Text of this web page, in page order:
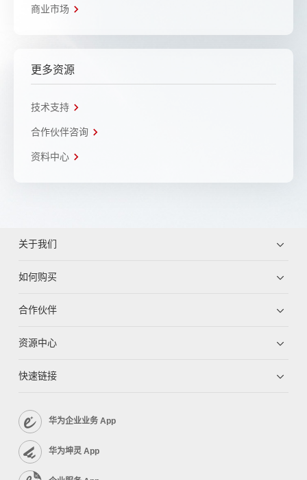
商业市场
更多资源
技术支持
合作伙伴咨询
资料中心
关于我们
如何购买
合作伙伴
资源中心
快速链接
华为企业业务 App
华为坤灵 App